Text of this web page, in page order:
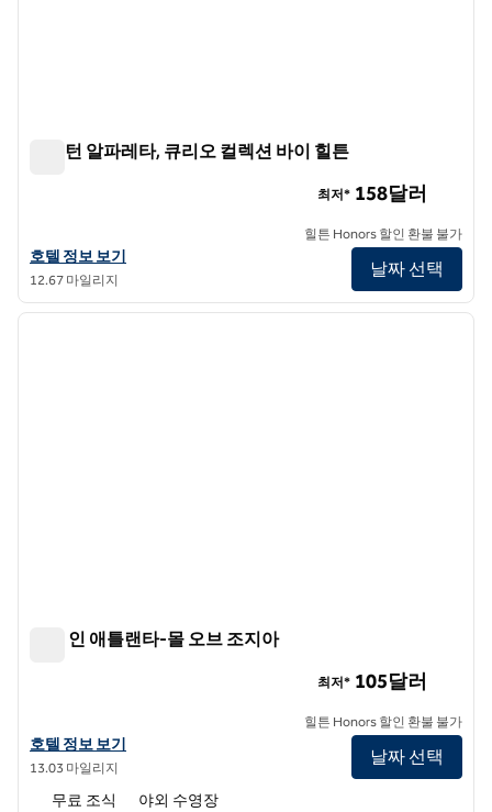
해밀턴 알파레타, 큐리오 컬렉션 바이 힐튼
해밀턴 알파레타, 큐리오 컬렉션 바이 힐튼의 호텔 정보 보기
호텔 정보 보기
12.67 마일리지
최저* 158달러
힐튼 Honors 할인 환불 불가
날짜 선택
1/11
1/11
다음
햄튼 인 애틀랜타-몰 오브 조지아
햄튼 인 애틀랜타-몰 오브 조지아의 호텔 정보 보기
호텔 정보 보기
13.03 마일리지
최저* 105달러
힐튼 Honors 할인 환불 불가
날짜 선택
무료 조식 야외 수영장